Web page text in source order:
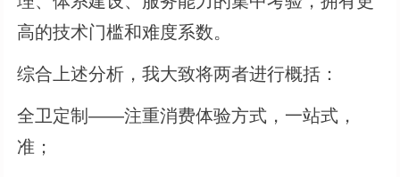
高的技术门槛和难度系数。
综合上述分析，我大致将两者进行概括：
全卫定制——注重消费体验方式，一站式，
准；